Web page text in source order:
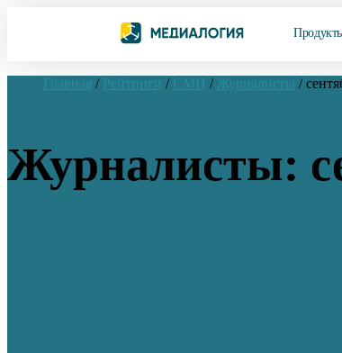
Главная / Рейтинги / СМИ / Журналисты /
Журналисты: